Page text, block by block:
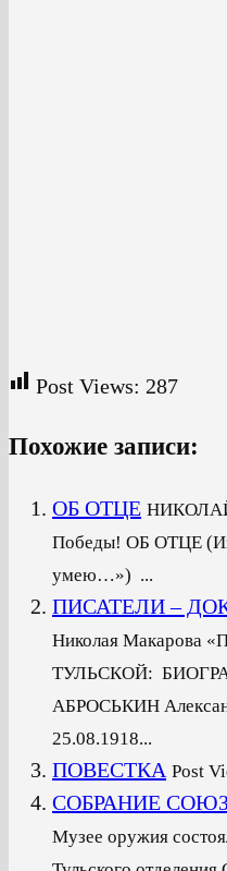
Post Views: 287
Похожие записи:
ОБ ОТЦЕ
Победы! ОБ ОТЦЕ (Из
умею…») ...
ПИСАТЕЛИ –
Николая Макарова
ТУЛЬСКОЙ:
АБРОСЬКИН
25.08.1918...
ПОВЕСТКА Post
CОБРАНИЕ
Музее оружия